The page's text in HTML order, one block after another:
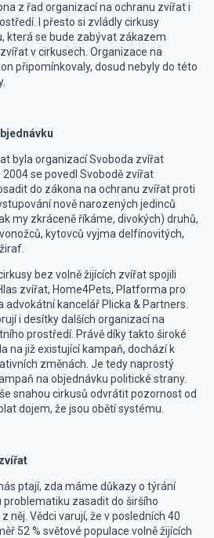
z řad organizací na ochranu zvířat i
I přesto si zvládly cirkusy
která se bude zabývat zákazem
v cirkusech. Organizace na
připomínkovaly, dosud nebyly do této
byla organizací Svoboda zvířat
2004 se povedl Svobodě zvířat
do zákona na ochranu zvířat proti
nově narozených jedinců
my zkráceně říkáme, divokých) druhů,
kytovců vyjma delfínovitých,
bez volně žijících zvířat spojili
zvířat, Home4Pets, Platforma pro
kancelář Plicka & Partners.
i desítky dalších organizací na
prostředí. Právě díky takto široké
na již existující kampaň, dochází k
změnách. Je tedy naprostý
na objednávku politické strany.
snahou cirkusů odvrátit pozornost od
dojem, že jsou obětí systému.
ptají, zda máme důkazy o týrání
problematiku zasadit do širšího
něj. Vědci varují, že v posledních 40
52 % světové populace volně žijících